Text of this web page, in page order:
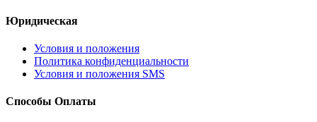
Юридическая
Условия и положения
Политика конфиденциальности
Условия и положения SMS
Способы Оплаты